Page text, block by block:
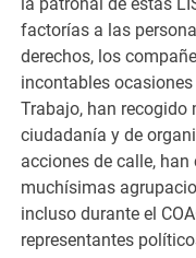
la patronal de estas
factorías a las
derechos, los
incontables
Trabajo, han recogido
ciudadanía y de
acciones de calle,
muchísimas
incluso durante el
representantes